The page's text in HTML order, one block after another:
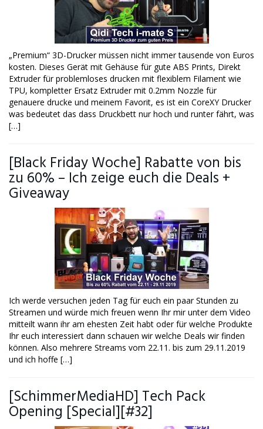
„Premium“ 3D-Drucker müssen nicht immer tausende von Euros
kosten. Dieses Gerät mit Gehäuse für gute ABS Prints, Direkt
Extruder für problemloses drucken mit flexiblem Filament wie
TPU, kompletter Ersatz Extruder mit 0.2mm Nozzle für
genauere drucke und meinem Favorit, es ist ein CoreXY Drucker
was bedeutet das dass Druckbett nur hoch und runter fährt, was
[…]
[Black Friday Woche] Rabatte von bis
zu 60% – Ich zeige euch die Deals +
Giveaway
Ich werde versuchen jeden Tag für euch ein paar Stunden zu
Streamen und würde mich freuen wenn Ihr mir unter dem Video
mitteilt wann ihr am ehesten Zeit habt oder für welche Produkte
Ihr euch interessiert dann schauen wir welche Deals wir finden
können. Also mehrere Streams vom 22.11. bis zum 29.11.2019
und ich hoffe […]
[SchimmerMediaHD] Tech Pack
Opening [Special][#32]